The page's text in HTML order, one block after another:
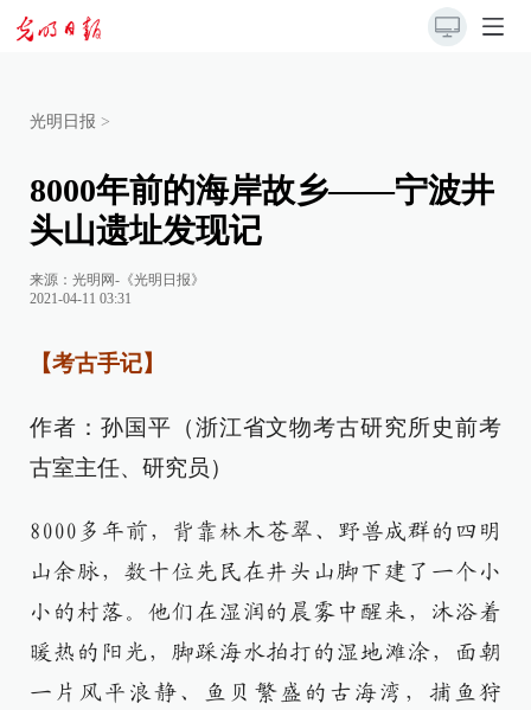
光明日报 >
8000年前的海岸故乡——宁波井
头山遗址发现记
来源： 光明网-《光明日报》
2021-04-11 03:31
【考古手记】
作者：孙国平（浙江省文物考古研究所史前考
古室主任、研究员）
8000多年前，背靠林木苍翠、野兽成群的四明
山余脉，数十位先民在井头山脚下建了一个小
小的村落。他们在湿润的晨雾中醒来，沐浴着
暖热的阳光，脚踩海水拍打的湿地滩涂，面朝
一片风平浪静、鱼贝繁盛的古海湾，捕鱼狩